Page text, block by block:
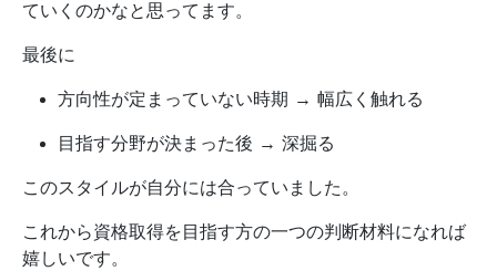
ていくのかなと思ってます。
最後に
方向性が定まっていない時期 → 幅広く触れる
目指す分野が決まった後 → 深掘る
このスタイルが自分には合っていました。
これから資格取得を目指す方の一つの判断材料になれば
嬉しいです。